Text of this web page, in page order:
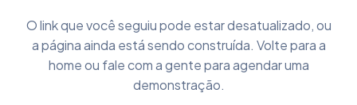
O link que você seguiu pode estar desatualizado, ou
a página ainda está sendo construída. Volte para a
home ou fale com a gente para agendar uma
demonstração.